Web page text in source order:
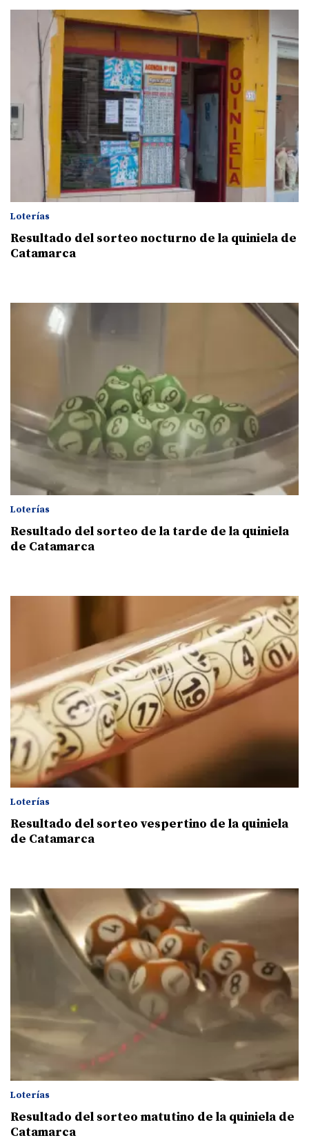
Loterías
Resultado del sorteo nocturno de la quiniela de
Catamarca
Loterías
Resultado del sorteo de la tarde de la quiniela
de Catamarca
Loterías
Resultado del sorteo vespertino de la quiniela
de Catamarca
Loterías
Resultado del sorteo matutino de la quiniela de
Catamarca